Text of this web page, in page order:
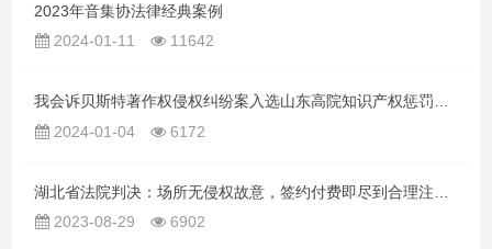
2023年音集协法律经典案例
2024-01-11
11642
我会诉贝斯特著作权侵权纠纷案入选山东高院知识产权惩罚性赔偿典型案例
2024-01-04
6172
2023-08-29
6902